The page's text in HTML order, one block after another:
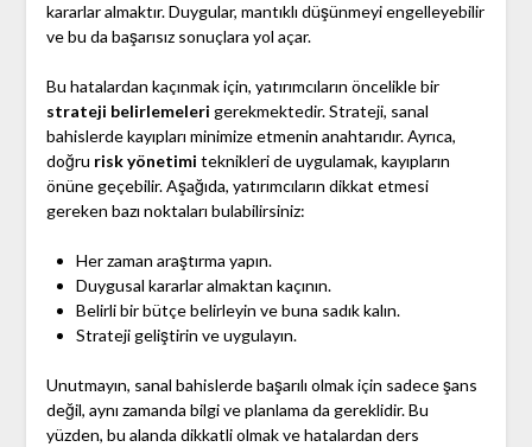
kararlar almaktır. Duygular, mantıklı düşünmeyi engelleyebilir
ve bu da başarısız sonuçlara yol açar.
Bu hatalardan kaçınmak için, yatırımcıların öncelikle bir
strateji belirlemeleri gerekmektedir. Strateji, sanal
bahislerde kayıpları minimize etmenin anahtarıdır. Ayrıca,
doğru risk yönetimi teknikleri de uygulamak, kayıpların
önüne geçebilir. Aşağıda, yatırımcıların dikkat etmesi
gereken bazı noktaları bulabilirsiniz:
Her zaman araştırma yapın.
Duygusal kararlar almaktan kaçının.
Belirli bir bütçe belirleyin ve buna sadık kalın.
Strateji geliştirin ve uygulayın.
Unutmayın, sanal bahislerde başarılı olmak için sadece şans
değil, aynı zamanda bilgi ve planlama da gereklidir. Bu
yüzden, bu alanda dikkatli olmak ve hatalardan ders